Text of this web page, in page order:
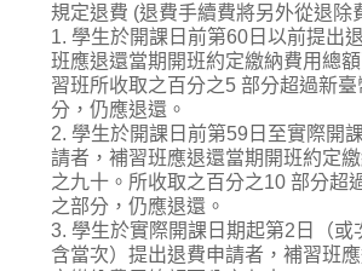
規定退費 (退費手續費將另外從退除
1. 學生於開課日前第60 日以前提出
班應退還當期開班約定繳納費用總
習班所收取之百分之5 部分超過新
分，仍應退還。
2. 學生於開課日前第59 日至實際開
請者，補習班應退還當期開班約定
之九十。所收取之百分之10 部分超
之部分，仍應退還。
3. 學生於實際開課日期起第2 日（或
含當次）提出退費申請者，補習班